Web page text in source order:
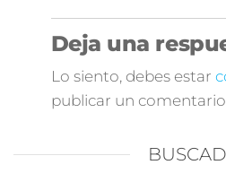
Deja una
Lo siento, debes estar
publicar un